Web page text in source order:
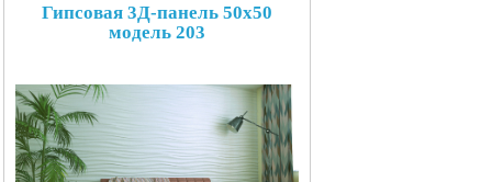
Гипсовая 3Д-панель 50x50
модель 203